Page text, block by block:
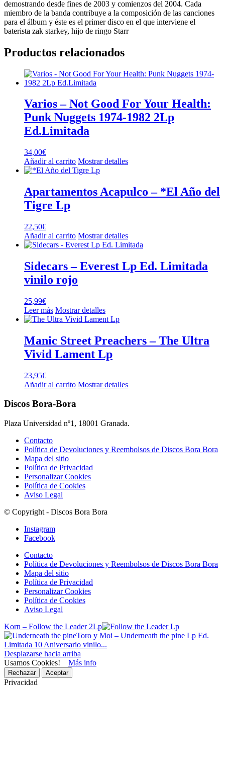
demostrando desde fines de 2003 y comienzos del 2004. Cada
miembro de la banda contribuye a la composición de las canciones
para el álbum y éste es el primer disco en el que interviene el
baterista zak starkey, hijo de ringo Starr
Productos relacionados
Varios – Not Good For Your Health:
Punk Nuggets 1974-1982 2Lp
Ed.Limitada
34,00€
Añadir al carrito Mostrar detalles
Apartamentos Acapulco – *El Año del
Tigre Lp
22,50€
Añadir al carrito Mostrar detalles
Sidecars – Everest Lp Ed. Limitada
vinilo rojo
25,99€
Leer más Mostrar detalles
Manic Street Preachers – The Ultra
Vivid Lament Lp
23,95€
Añadir al carrito Mostrar detalles
Discos Bora-Bora
Plaza Universidad nº1, 18001 Granada.
Contacto
Política de Devoluciones y Reembolsos de Discos Bora Bora
Mapa del sitio
Política de Privacidad
Personalizar Cookies
Política de Cookies
Aviso Legal
© Copyright - Discos Bora Bora
Instagram
Facebook
Contacto
Política de Devoluciones y Reembolsos de Discos Bora Bora
Mapa del sitio
Política de Privacidad
Personalizar Cookies
Política de Cookies
Aviso Legal
Korn – Follow the Leader 2Lp
Toro y Moi – Underneath the pine Lp Ed.
Limitada 10 Aniversario vinilo...
Desplazarse hacia arriba
Usamos Cookies! Más info
Rechazar Aceptar
Privacidad